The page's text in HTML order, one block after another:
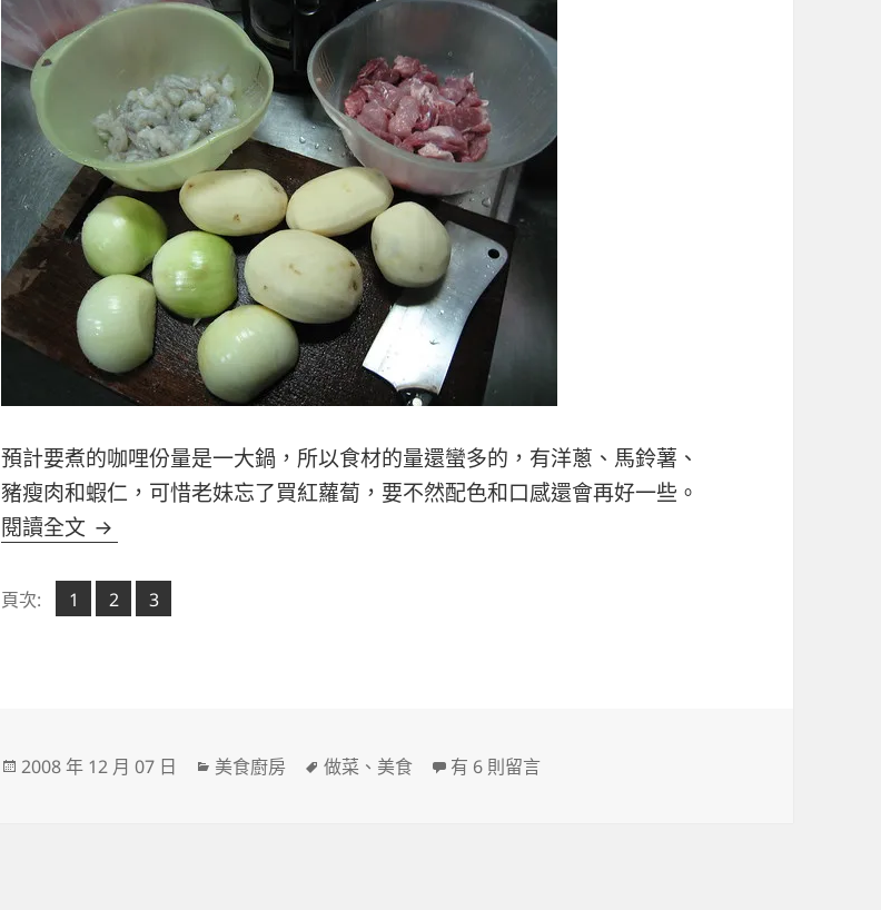
預計要煮的咖哩份量是一大鍋，所以食材的量還蠻多的，有洋蔥、馬鈴薯、
豬瘦肉和蝦仁，可惜老妹忘了買紅蘿蔔，要不然配色和口感還會再好一些。
閱讀全文 家庭咖哩飯試做（圖多）
頁次:
頁
1 ,
頁
2 ,
頁
3
發
2008 年 12 月 07 日
分
美食廚房
標
做菜 、 美食 在〈家庭咖哩飯試做（圖多）〉中
有 6 則留言